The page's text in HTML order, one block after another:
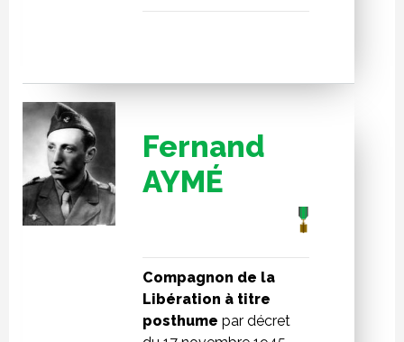
Fernand
AYMÉ
Compagnon de la
Libération à titre
posthume par décret